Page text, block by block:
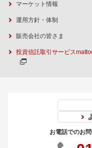
マーケット情報
運用方針・体制
販売会社の皆さま
投資信託取引サービス
お電話でのお